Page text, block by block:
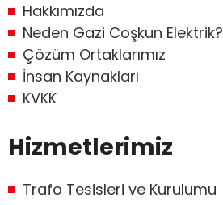
Hakkımızda
Neden Gazi Coşkun Elektrik?
Çözüm Ortaklarımız
İnsan Kaynakları
KVKK
Hizmetlerimiz
Trafo Tesisleri ve Kurulumu